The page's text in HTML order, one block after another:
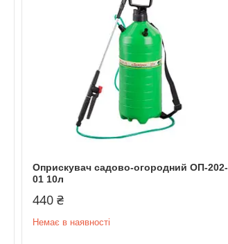
Оприскувач садово-огородний ОП-202-
01 10л
440 ₴
Немає в наявності